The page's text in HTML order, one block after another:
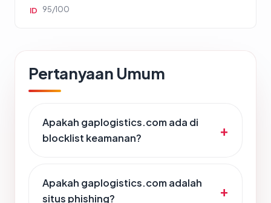
ID 95/100
Pertanyaan Umum
Apakah gaplogistics.com ada di
blocklist keamanan?
Apakah gaplogistics.com adalah
situs phishing?